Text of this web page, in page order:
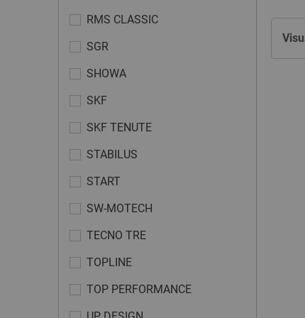
RMS CLASSIC
SGR
SHOWA
SKF
SKF TENUTE
STABILUS
START
SW-MOTECH
TECNO TRE
TOPLINE
TOP PERFORMANCE